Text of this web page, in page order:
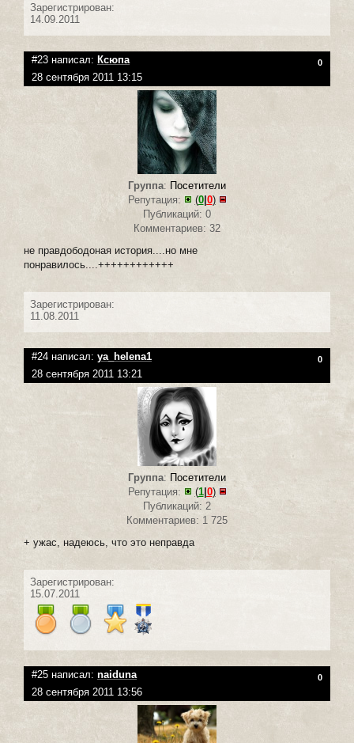
Зарегистрирован:
14.09.2011
#23 написал: Ксюпа 0
28 сентября 2011 13:15
Группа: Посетители
Репутация:
(0|0)
Публикаций: 0
Комментариев: 32
не правдободоная история....но мне
понравилось....++++++++++++
Зарегистрирован:
11.08.2011
#24 написал: ya_helena1 0
28 сентября 2011 13:21
Группа: Посетители
Репутация:
(1|0)
Публикаций: 2
Комментариев: 1 725
+ ужас, надеюсь, что это неправда
Зарегистрирован:
15.07.2011
#25 написал: naiduna 0
28 сентября 2011 13:56